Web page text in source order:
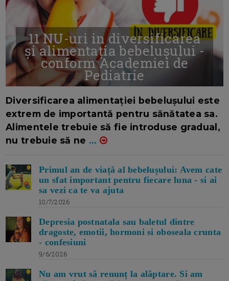
11 NU-uri in diversificarea
și alimentația bebelușului -
conform Academiei de
Pediatrie
Diversificarea alimentației bebelușului este
extrem de importantă pentru sănătatea sa.
Alimentele trebuie să fie introduse gradual,
nu trebuie să ne ...
Primul an de viață al bebelușului: Avem cate
un sfat important pentru fiecare luna - si ai
sa vezi ca te va ajuta
10/7/2026
Depresia postnatala sau baletul dintre
dragoste, emotii, hormoni si oboseala crunta
- confesiuni
9/6/2026
Nu am vrut să renunț la alăptare. Si am